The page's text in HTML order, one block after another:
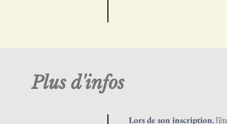
Plus d'infos
Lors de son inscription,